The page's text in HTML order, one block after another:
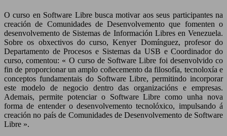
O curso en Software Libre busca motivar aos seus participantes na
creación de Comunidades de Desenvolvemento que fomenten o
desenvolvemento de Sistemas de Información Libres en Venezuela.
Sobre os obxectivos do curso, Kenyer Domínguez, profesor do
Departamento de Procesos e Sistemas da USB e Coordinador do
curso, comentou: « O curso de Software Libre foi desenvolvido co
fin de proporcionar un amplo coñecemento da filosofía, tecnoloxía e
conceptos fundamentais do Software Libre, permitindo incorporar
este modelo de negocio dentro das organizacións e empresas.
Ademais, permite potenciar o Software Libre como unha nova
forma de entender o desenvolvemento tecnolóxico, impulsando á
creación no país de Comunidades de Desenvolvemento de Software
Libre ».